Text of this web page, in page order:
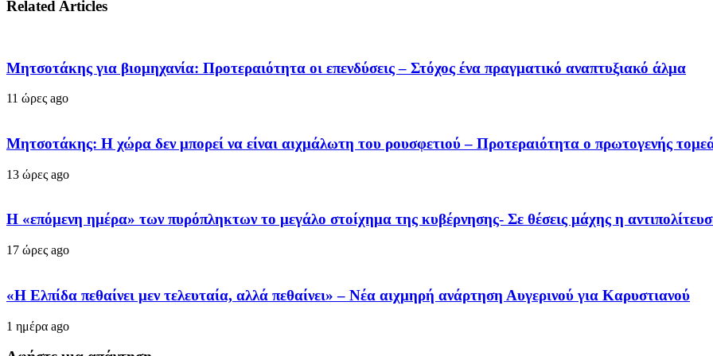
Related Articles
Μητσοτάκης για βιομηχανία: Προτεραιότητα οι επενδύσεις – Στόχος ένα πραγματικό αναπτυξιακό άλμα
11 ώρες ago
Μητσοτάκης: Η χώρα δεν μπορεί να είναι αιχμάλωτη του ρουσφετιού – Προτεραιότητα ο πρωτογενής
13 ώρες ago
Η «επόμενη ημέρα» των πυρόπληκτων το μεγάλο στοίχημα της κυβέρνησης- Σε θέσεις μάχης η
17 ώρες ago
«Η Ελπίδα πεθαίνει μεν τελευταία, αλλά πεθαίνει» – Νέα αιχμηρή ανάρτηση Αυγερινού για Καρυστιανού
1 ημέρα ago